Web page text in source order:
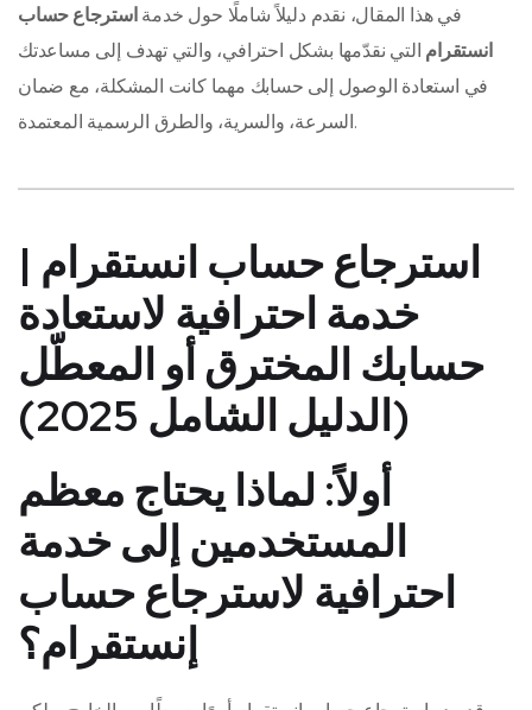
في هذا المقال، نقدم دليلاً شاملًا حول خدمةاسترجاع حساب
انستقرام التي نقدّمها بشكل احترافي، والتي تهدف إلى مساعدتك
في استعادة الوصول إلى حسابك مهما كانت المشكلة، مع ضمان
السرعة، والسرية، والطرق الرسمية المعتمدة.
استرجاع حساب انستقرام |
خدمة احترافية لاستعادة
حسابك المخترق أو المعطّل
(الدليل الشامل 2025)
أولاً: لماذا يحتاج معظم
المستخدمين إلى خدمة
احترافية لاسترجاع حساب
إنستقرام؟